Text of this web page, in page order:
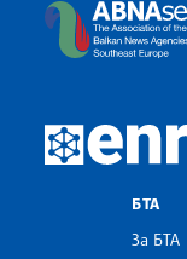
БТА
За БТА